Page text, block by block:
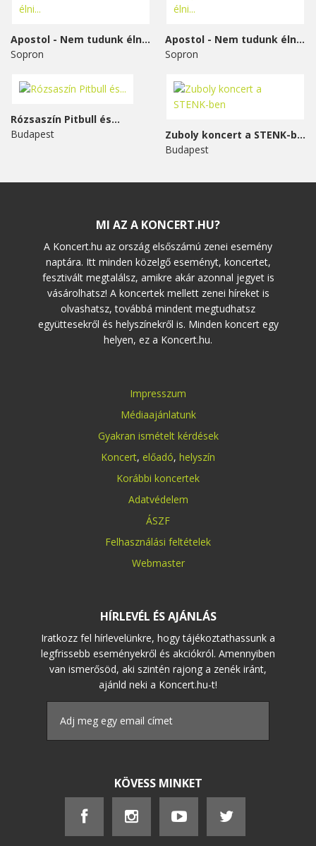
Apostol - Nem tudunk élni...
Sopron
Apostol - Nem tudunk élni...
Sopron
Rózsaszín Pitbull és...
Budapest
Zuboly koncert a STENK-ben
Budapest
MI AZ A KONCERT.HU?
A Koncert.hu az ország elsőszámú zenei esemény
naptára. Itt minden közelgő eseményt, koncertet,
fesztivált megtalálsz, amikre akár azonnal jegyet is
vásárolhatsz! A koncertek mellett zenei híreket is
olvashatsz, továbbá mindent megtudhatsz
együttesekről és helyszínekről is. Minden koncert egy
helyen, ez a Koncert.hu.
Impresszum
Médiaajánlatunk
Gyakran ismételt kérdések
Koncert, előadó, helyszín
Korábbi koncertek
Adatvédelem
ÁSZF
Felhasználási feltételek
Webmaster
HÍRLEVÉL ÉS AJÁNLÁS
Iratkozz fel hírlevelünkre, hogy tájékoztathassunk a
legfrissebb eseményekről és akciókról. Amennyiben
van ismerősöd, aki szintén rajong a zenék iránt,
ajánld neki a Koncert.hu-t!
KÖVESS MINKET